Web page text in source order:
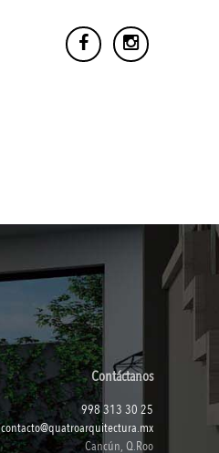
Contáctanos
998 313 30 25
contacto@quatroarquitectura.mx
Cancún, Q.Roo